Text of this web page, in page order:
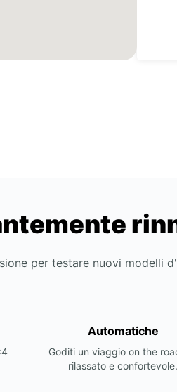
per testare nuovi modelli
Automatiche
Goditi un viaggio on the
rilassato e confortevole.